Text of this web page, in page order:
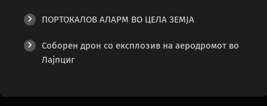
ПОРТОКАЛОВ АЛАРМ ВО ЦЕЛА ЗЕМЈА
Соборен дрон со експлозив на аеродромот во
Лајпциг